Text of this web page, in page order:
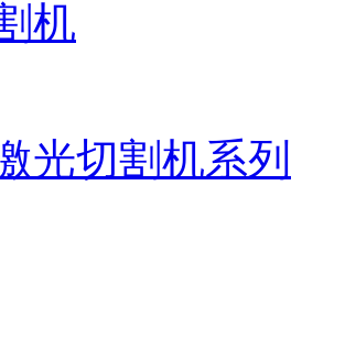
光切割机系列